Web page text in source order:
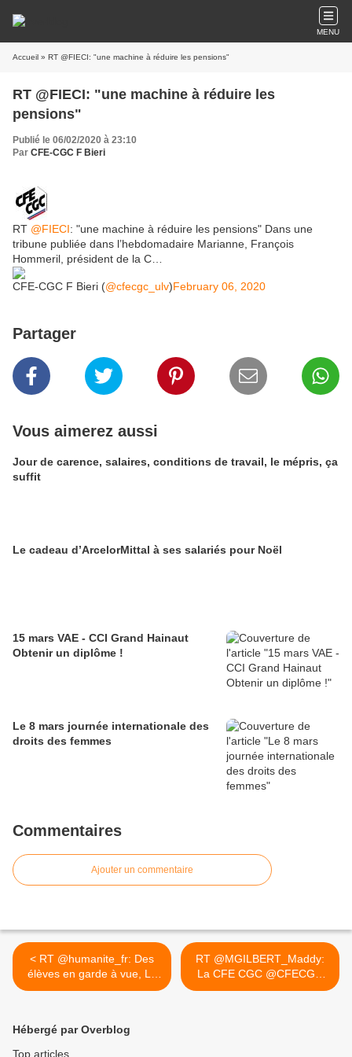
MENU
Accueil » RT @FIECI: "une machine à réduire les pensions"
RT @FIECI: "une machine à réduire les
pensions"
Publié le 06/02/2020 à 23:10
Par CFE-CGC F Bieri
RT @FIECI: "une machine à réduire les pensions" Dans une
tribune publiée dans l’hebdomadaire Marianne, François
Hommeril, président de la C…
CFE-CGC F Bieri (@cfecgc_ulv)February 06, 2020
Partager
Vous aimerez aussi
Jour de carence, salaires, conditions de travail, le mépris, ça
suffit
Le cadeau d’ArcelorMittal à ses salariés pour Noël
15 mars VAE - CCI Grand Hainaut
Obtenir un diplôme !
Le 8 mars journée internationale des
droits des femmes
Commentaires
Ajouter un commentaire
< RT @humanite_fr: Des
élèves en garde à vue, La
...
RT @MGILBERT_Maddy:
La CFE CGC @CFECGC
dit NON !... >
Hébergé par Overblog
Top articles